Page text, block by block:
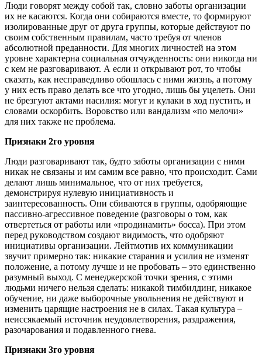
Люди говорят между собой так, словно заботы организации
их не касаются. Когда они собираются вместе, то формируют
изолированные друг от друга группы, которые действуют по
своим собственным правилам, часто требуя от членов
абсолютной преданности. Для многих личностей на этом
уровне характерна социальная отчужденность: они никогда ни
с кем не разговаривают. А если и открывают рот, то чтобы
сказать, как несправедливо обошлась с ними жизнь, а потому
у них есть право делать все что угодно, лишь бы уцелеть. Они
не брезгуют актами насилия: могут и кулаки в ход пустить, и
словами оскорбить. Воровство или вандализм «по мелочи»
для них также не проблема.
Признаки 2го уровня
Люди разговаривают так, будто заботы организации с ними
никак не связаны и им самим все равно, что происходит. Сами
делают лишь минимальное, что от них требуется,
демонстрируя нулевую инициативность и
заинтересованность. Они сбиваются в группы, одобряющие
пассивно-агрессивное поведение (разговоры о том, как
отвертеться от работы или «продинамить» босса). При этом
перед руководством создают видимость, что одобряют
инициативы организации. Лейтмотив их коммуникации
звучит примерно так: никакие старания и усилия не изменят
положение, а потому лучше и не пробовать – это единственно
разумный выход. С менеджерской точки зрения, с этими
людьми ничего нельзя сделать: никакой тимбилдинг, никакое
обучение, ни даже выборочные увольнения не действуют и
изменить царящие настроения не в силах. Такая культура –
неиссякаемый источник неудовлетворения, раздражения,
разочарования и подавленного гнева.
Признаки 3го уровня